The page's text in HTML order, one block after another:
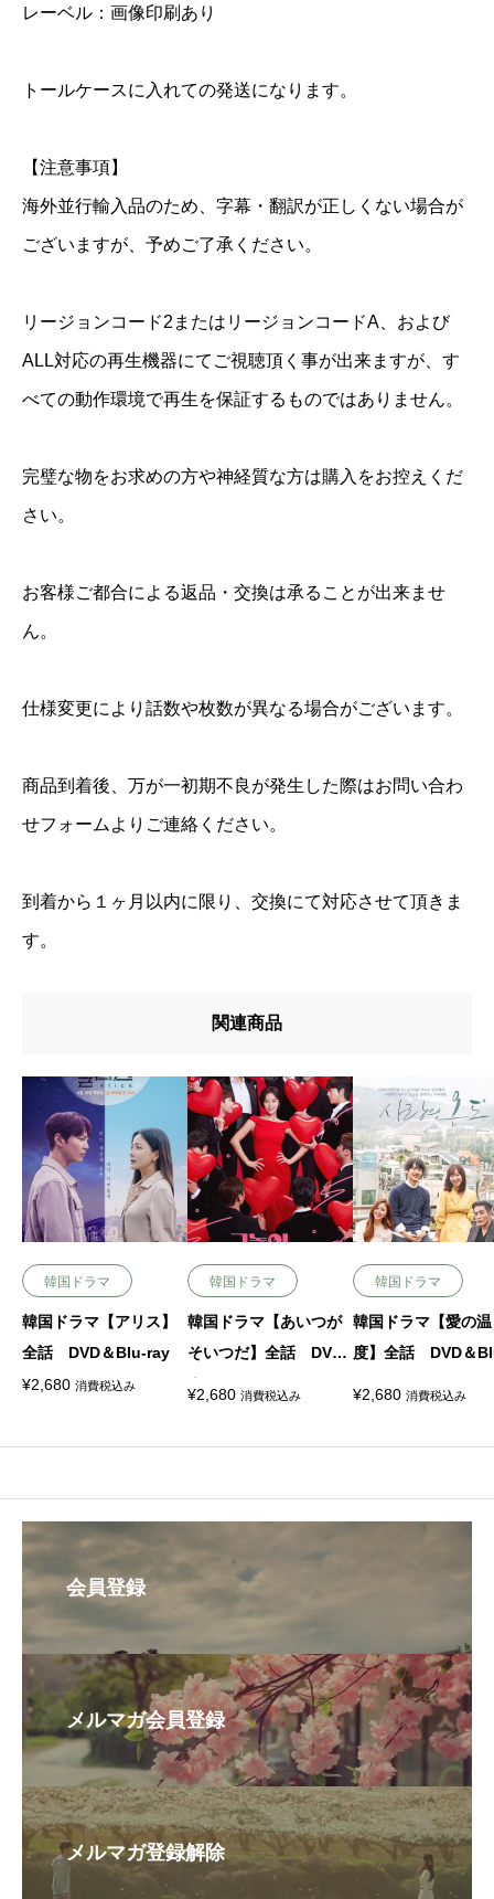
r
レーベル：画像印刷あり
トールケースに入れての発送になります。
【注意事項】
海外並行輸入品のため、字幕・翻訳が正しくない場合が
ございますが、予めご了承ください。
リージョンコード2またはリージョンコードA、および
ALL対応の再生機器にてご視聴頂く事が出来ますが、す
べての動作環境で再生を保証するものではありません。
完璧な物をお求めの方や神経質な方は購入をお控えくだ
さい。
お客様ご都合による返品・交換は承ることが出来ませ
ん。
仕様変更により話数や枚数が異なる場合がございます。
商品到着後、万が一初期不良が発生した際はお問い合わ
せフォームよりご連絡ください。
到着から１ヶ月以内に限り、交換にて対応させて頂きま
す。
関連商品
韓国ドラマ
韓国ドラマ【アリス】
全話 DVD＆Blu-ray
¥2,680 消費税込み
韓国ドラマ
韓国ドラマ【あいつが
そいつだ】全話 DVD
＆Blu-ray
¥2,680 消費税込み
韓国ドラマ
韓国ドラマ【愛の温
度】全話 DVD＆
¥2,680 消費税込み
会員登録
メルマガ会員登録
メルマガ登録解除